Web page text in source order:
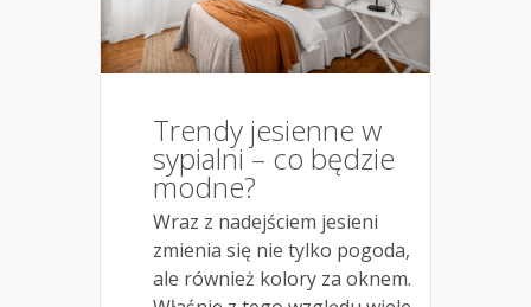
Trendy jesienne w
sypialni – co będzie
modne?
Wraz z nadejściem jesieni
zmienia się nie tylko pogoda,
ale również kolory za oknem.